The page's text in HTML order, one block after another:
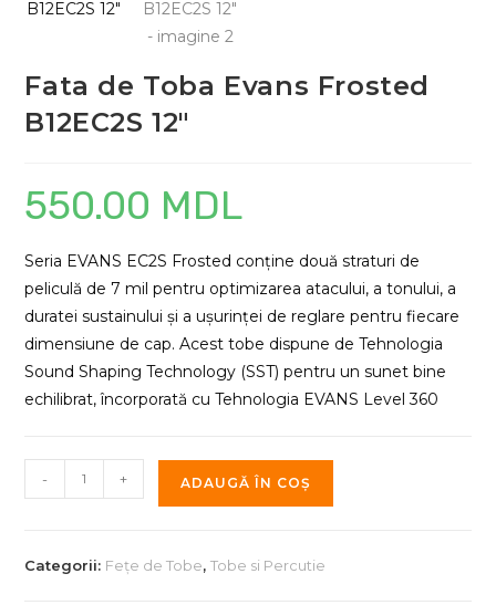
Fata de Toba Evans Frosted
B12EC2S 12″
550.00 MDL
Seria EVANS EC2S Frosted conține două straturi de
peliculă de 7 mil pentru optimizarea atacului, a tonului, a
duratei sustainului și a ușurinței de reglare pentru fiecare
dimensiune de cap. Acest tobe dispune de Tehnologia
Sound Shaping Technology (SST) pentru un sunet bine
echilibrat, încorporată cu Tehnologia EVANS Level 360
Cantitate
Fata
- + ADAUGĂ ÎN COȘ
Categorii: Fețe de Tobe,Tobe si Percutie